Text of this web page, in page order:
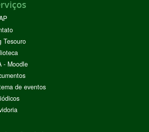
Tesouro
- Moodle
de eventos